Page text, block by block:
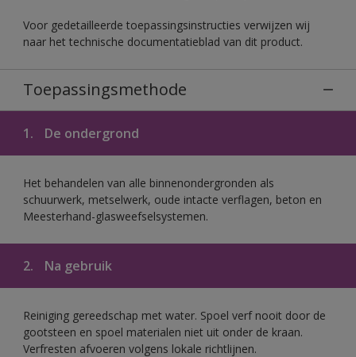
Voor gedetailleerde toepassingsinstructies verwijzen wij
naar het technische documentatieblad van dit product.
Toepassingsmethode
1. De ondergrond
Het behandelen van alle binnenondergronden als
schuurwerk, metselwerk, oude intacte verflagen, beton en
Meesterhand-glasweefselsystemen.
2. Na gebruik
Reiniging gereedschap met water. Spoel verf nooit door de
gootsteen en spoel materialen niet uit onder de kraan.
Verfresten afvoeren volgens lokale richtlijnen.